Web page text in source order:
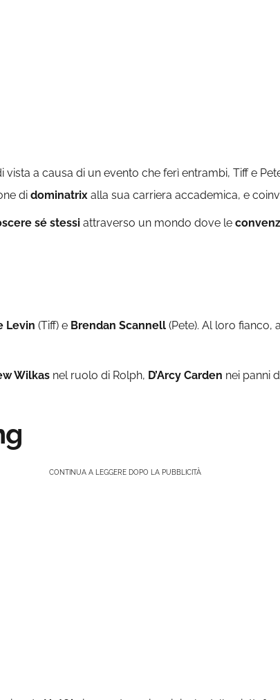
a causa di un evento che ferì entrambi, Tiff e
di dominatrix alla sua carriera accademica, e
sé stessi attraverso un mondo dove le
Levin (Tiff) e Brendan Scannell (Pete). Al loro
Wilkas nel ruolo di Rolph, D’Arcy Carden nei panni
CONTINUA A LEGGERE DOPO LA PUBBLICITÀ